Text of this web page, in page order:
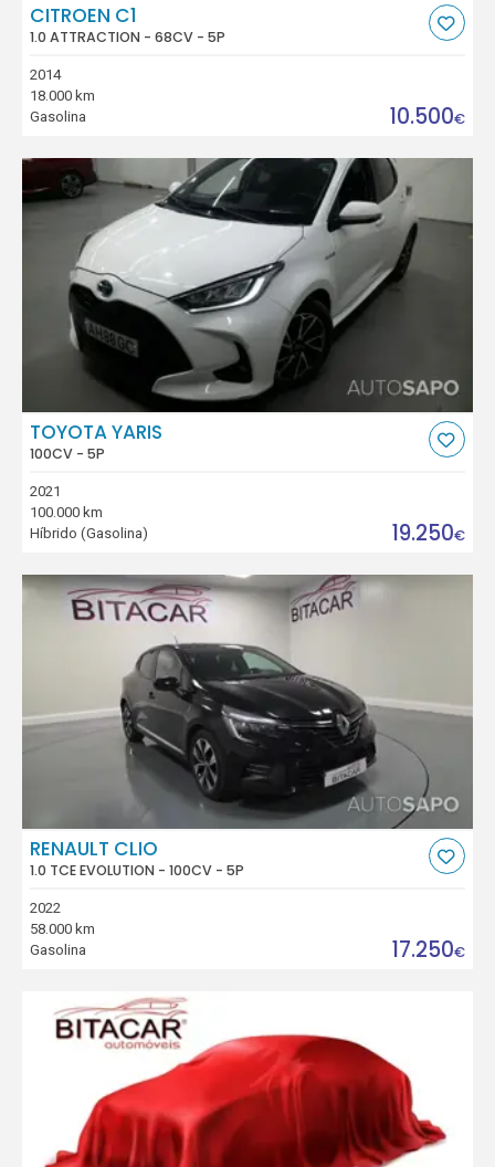
CITROEN C1
1.0 ATTRACTION - 68CV - 5P
2014
18.000 km
Gasolina
10.500€
TOYOTA YARIS
100CV - 5P
2021
100.000 km
Híbrido (Gasolina)
19.250€
RENAULT CLIO
1.0 TCE EVOLUTION - 100CV - 5P
2022
58.000 km
Gasolina
17.250€